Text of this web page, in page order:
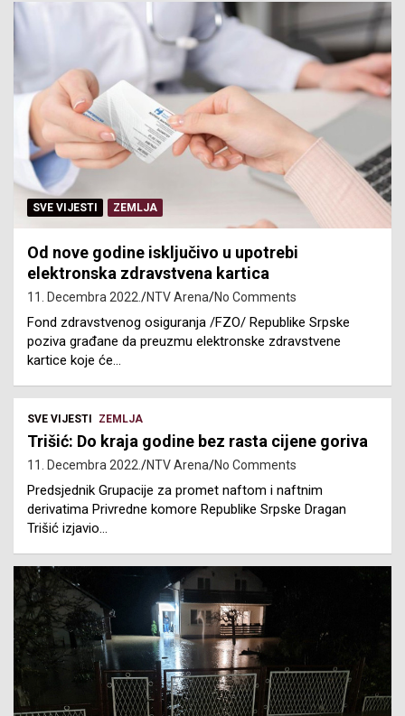
SVE VIJESTI ZEMLJA
Od nove godine isključivo u upotrebi
elektronska zdravstvena kartica
11. Decembra 2022. NTV Arena No Comments
Fond zdravstvenog osiguranja /FZO/ Republike Srpske
poziva građane da preuzmu elektronske zdravstvene
kartice koje će…
SVE VIJESTI ZEMLJA
Trišić: Do kraja godine bez rasta cijene goriva
11. Decembra 2022. NTV Arena No Comments
Predsjednik Grupacije za promet naftom i naftnim
derivatima Privredne komore Republike Srpske Dragan
Trišić izjavio…